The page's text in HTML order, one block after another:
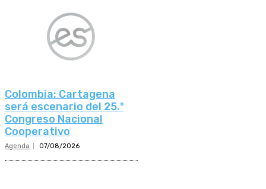
Colombia: Cartagena
será escenario del 25.º
Congreso Nacional
Cooperativo
Agenda 07/08/2026